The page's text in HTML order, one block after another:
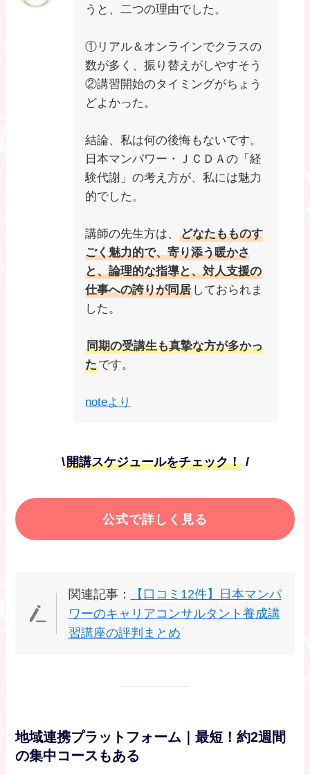
うと、二つの理由でした。
①リアル＆オンラインでクラスの
数が多く、振り替えがしやすそう
②講習開始のタイミングがちょう
どよかった。
結論、私は何の後悔もないです。
日本マンパワー・ＪＣＤＡの「経
験代謝」の考え方が、私には魅力
的でした。
講師の先生方は、どなたもものす
ごく魅力的で、寄り添う暖かさ
と、論理的な指導と、対人支援の
仕事への誇りが同居 しておられま
した。
同期の受講生も真摯な方が多かっ
たです。
noteより
\開講スケジュールをチェック！/
公式で詳しく見る
関連記事：
【口コミ12件】日本マンパ
ワーのキャリアコンサルタント養成講
習講座の評判まとめ
地域連携プラットフォーム｜最短！約2週間
の集中コースもある